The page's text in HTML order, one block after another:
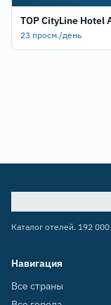
TOP CityLine Hotel
23 просм./день
Каталог отелей. 192
Навигация
Все страны